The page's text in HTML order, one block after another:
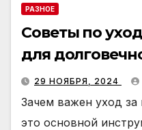
РАЗНОЕ
Советы по
для
29 НОЯБРЯ, 2024
Зачем важен уход
это основной